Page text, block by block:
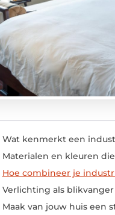
Wat kenmerkt een
Materialen en kleuren
Hoe combineer je
Verlichting als
Maak van jouw huis een